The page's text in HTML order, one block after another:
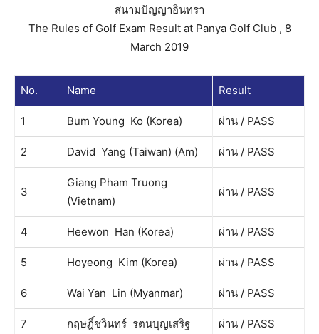
สนามปัญญาอินทรา
The Rules of Golf Exam Result at Panya Golf Club , 8
March 2019
No. Name Result
1 Bum Young Ko (Korea) ผ่าน / PASS
2 David Yang (Taiwan) (Am) ผ่าน / PASS
3
Giang Pham Truong
(Vietnam)
ผ่าน / PASS
4 Heewon Han (Korea) ผ่าน / PASS
5 Hoyeong Kim (Korea) ผ่าน / PASS
6 Wai Yan Lin (Myanmar) ผ่าน / PASS
7 กฤษฎิ์ชวินทร์ รตนบุญเสริฐ ผ่าน / PASS